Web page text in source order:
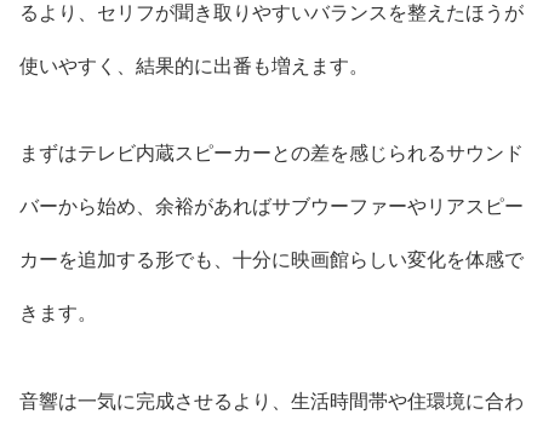
るより、セリフが聞き取りやすいバランスを整えたほうが
使いやすく、結果的に出番も増えます。
まずはテレビ内蔵スピーカーとの差を感じられるサウンド
バーから始め、余裕があればサブウーファーやリアスピー
カーを追加する形でも、十分に映画館らしい変化を体感で
きます。
音響は一気に完成させるより、生活時間帯や住環境に合わ